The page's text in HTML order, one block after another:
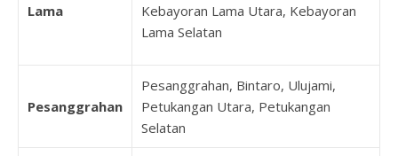
Lama
Kebayoran Lama Utara, Kebayoran
Lama Selatan
Pesanggrahan
Pesanggrahan, Bintaro, Ulujami,
Petukangan Utara, Petukangan
Selatan